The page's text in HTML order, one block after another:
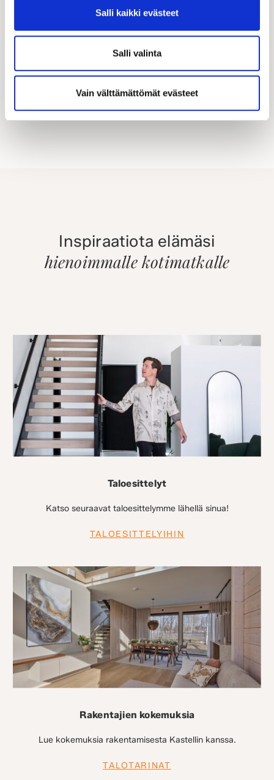
Salli kaikki evästeet
Salli valinta
Vain välttämättömät evästeet
Hyödynnä Kastellin tarjoamat merkittävät
kampanjamme.
KATSO KAIKKI KAMPANJAT
Inspiraatiota elämäsi
hienoimmalle kotimatkalle
Taloesittelyt
Katso seuraavat taloesittelymme lähellä sinua!
TALOESITTELYIHIN
Rakentajien kokemuksia
Lue kokemuksia rakentamisesta Kastellin kanssa.
TALOTARINAT